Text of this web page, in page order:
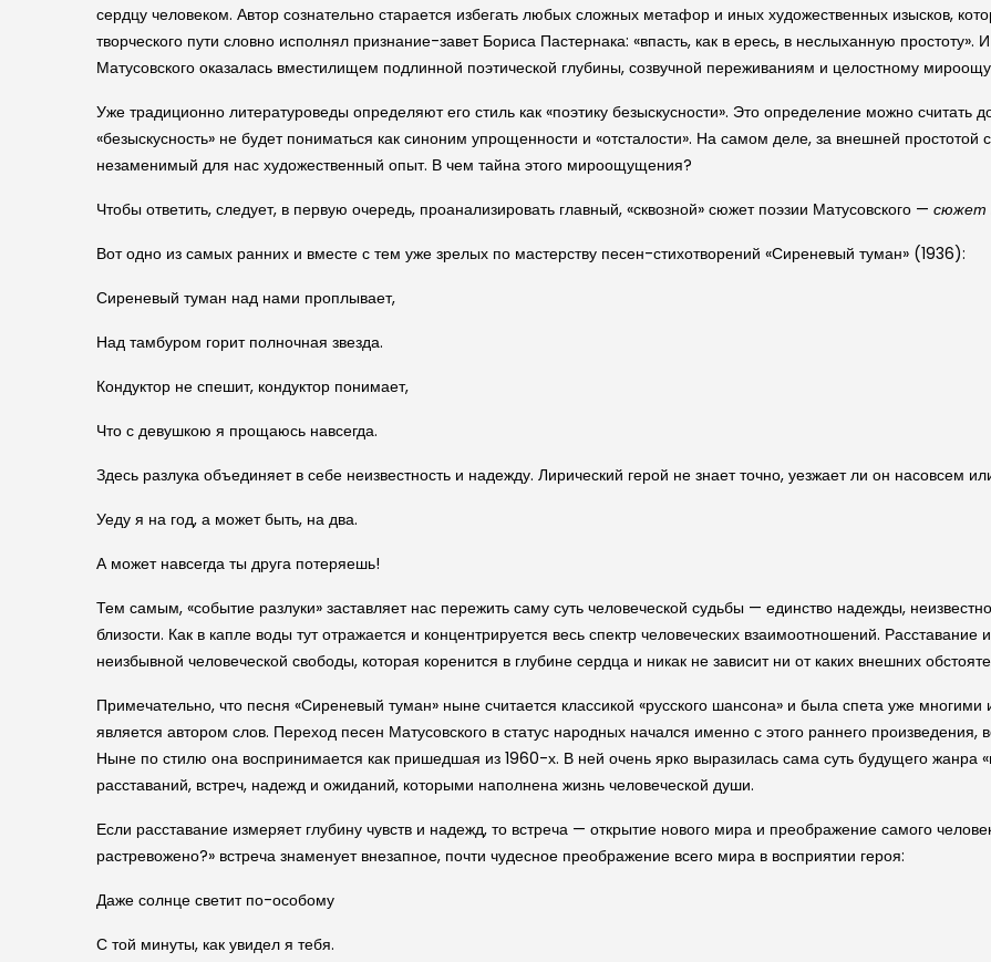
сердцу человеком. Автор сознательно старается избегать любых сложных метафор и иных художественных изысков,
творческого пути словно исполнял признание-завет Бориса Пастернака: «впасть, как в ересь, в неслыханную простоту».
Матусовского оказалась вместилищем подлинной поэтической глубины, созвучной переживаниям и целостному
Уже традиционно литературоведы определяют его стиль как «поэтику безыскусности». Это определение можно считать
«безыскусность» не будет пониматься как синоним упрощенности и «отсталости». На самом деле, за внешней
незаменимый для нас художественный опыт. В чем тайна этого мироощущения?
Чтобы ответить, следует, в первую очередь, проанализировать главный, «сквозной» сюжет поэзии Матусовского — сюжет
Вот одно из самых ранних и вместе с тем уже зрелых по мастерству песен-стихотворений «Сиреневый туман» (1936):
Сиреневый туман над нами проплывает,
Над тамбуром горит полночная звезда.
Кондуктор не спешит, кондуктор понимает,
Что с девушкою я прощаюсь навсегда.
Здесь разлука объединяет в себе неизвестность и надежду. Лирический герой не знает точно, уезжает ли он насовсем
Уеду я на год, а может быть, на два.
А может навсегда ты друга потеряешь!
Тем самым, «событие разлуки» заставляет нас пережить саму суть человеческой судьбы — единство надежды,
близости. Как в капле воды тут отражается и концентрируется весь спектр человеческих взаимоотношений. Расставание
неизбывной человеческой свободы, которая коренится в глубине сердца и никак не зависит ни от каких внешних
Примечательно, что песня «Сиреневый туман» ныне считается классикой «русского шансона» и была спета уже
является автором слов. Переход песен Матусовского в статус народных начался именно с этого раннего
Ныне по стилю она воспринимается как пришедшая из 1960-х. В ней очень ярко выразилась сама суть будущего жанра
расставаний, встреч, надежд и ожиданий, которыми наполнена жизнь человеческой души.
Если расставание измеряет глубину чувств и надежд, то встреча — открытие нового мира и преображение самого
растревожено?» встреча знаменует внезапное, почти чудесное преображение всего мира в восприятии героя:
Даже солнце светит по-особому
С той минуты, как увидел я тебя.